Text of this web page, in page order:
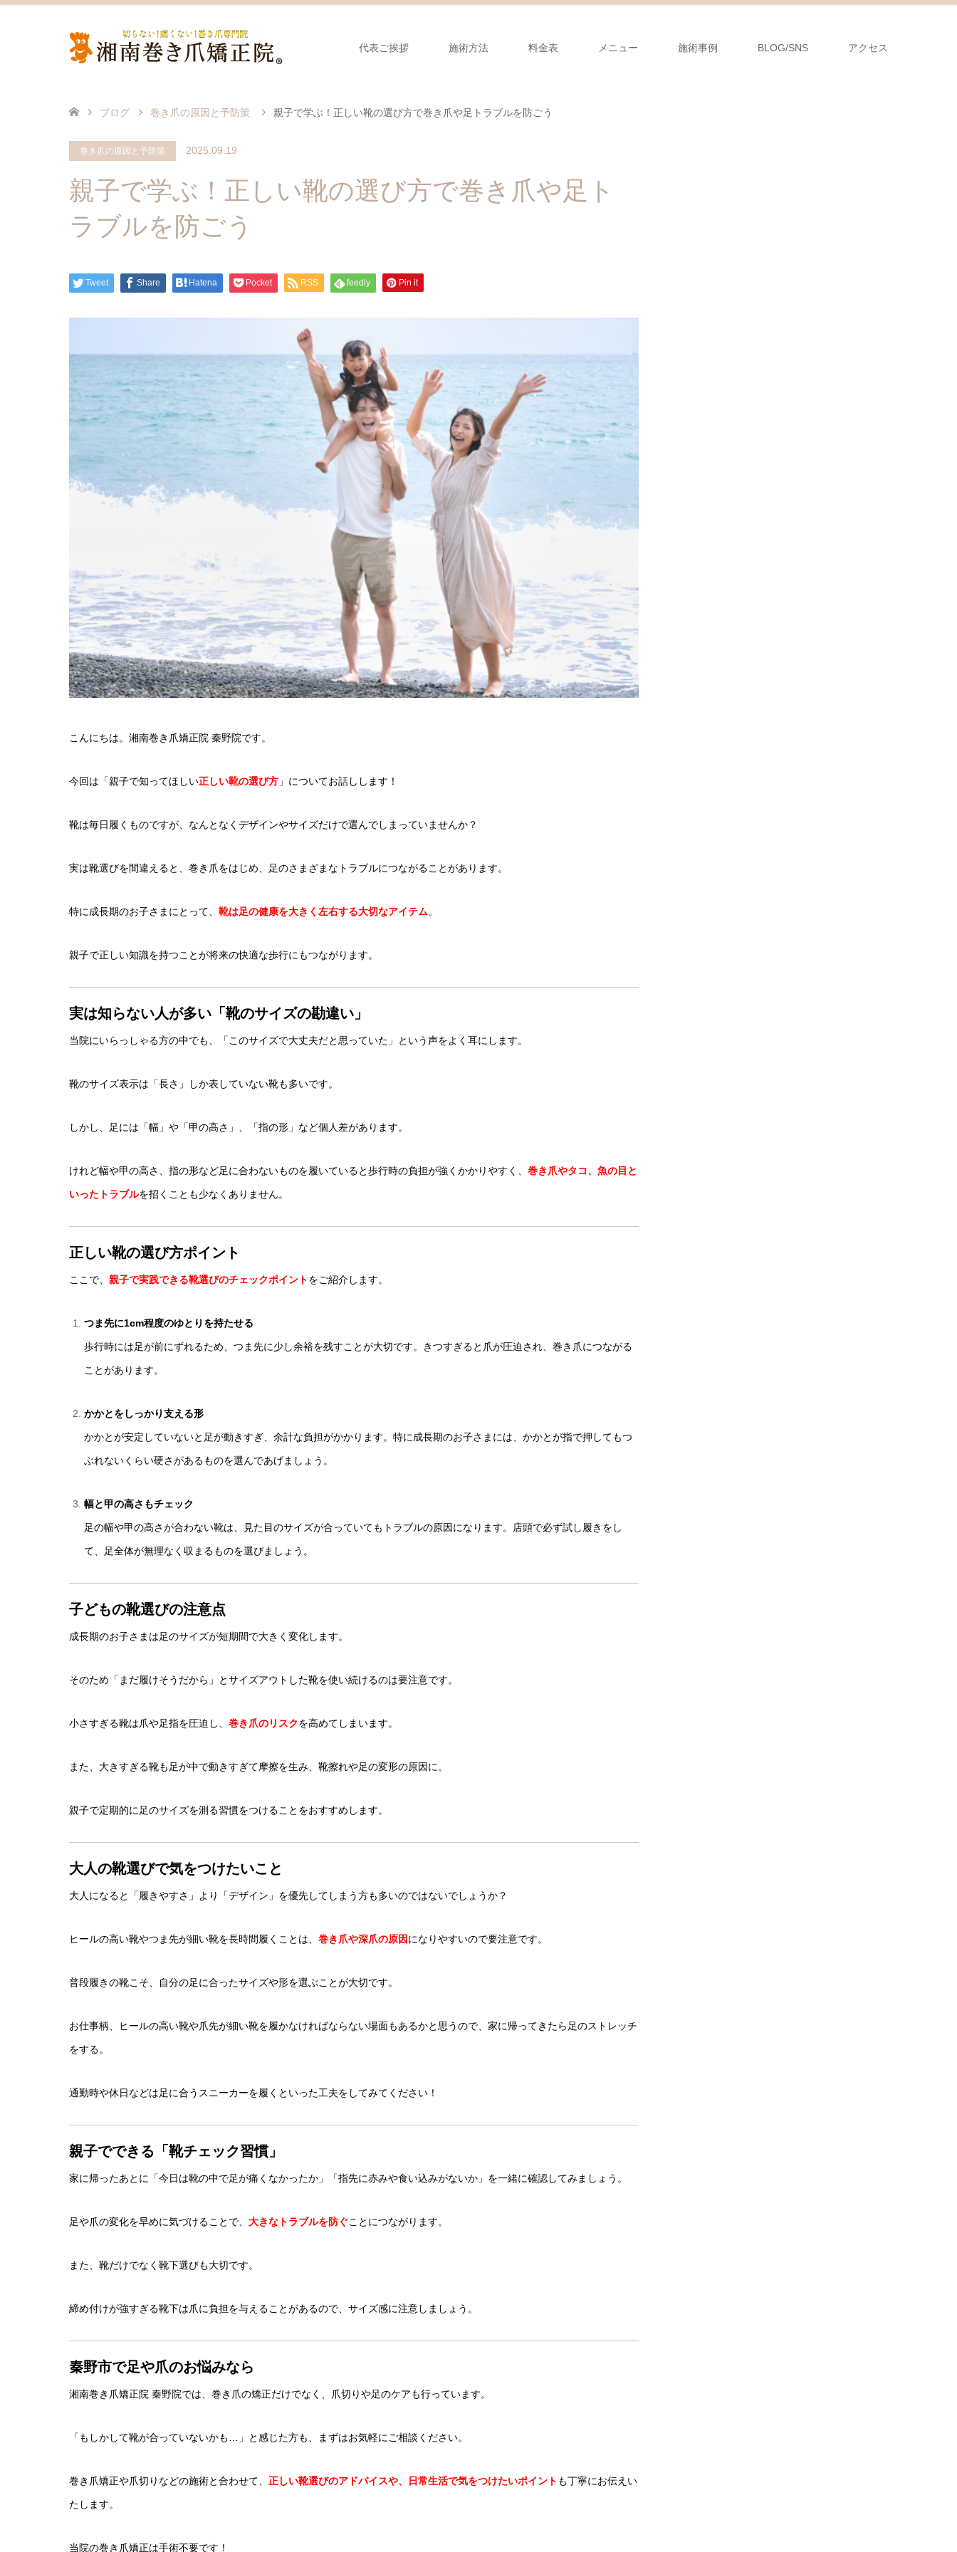
代表ご挨拶 施術方法 料金表 メニュー 施術事例 BLOG/SNS アクセス
ブログ 巻き爪の原因と予防策 親子で学ぶ！正しい靴の選び方で巻き爪や足トラブルを防ごう
巻き爪の原因と予防策 2025.09.19
親子で学ぶ！正しい靴の選び方で巻き爪や足ト
ラブルを防ごう
Tweet Share Hatena Pocket RSS feedly Pin it
こんにちは。湘南巻き爪矯正院 秦野院です。
今回は「親子で知ってほしい正しい靴の選び方 」についてお話しします！
靴は毎日履くものですが、なんとなくデザインやサイズだけで選んでしまっていませんか？
実は靴選びを間違えると、巻き爪をはじめ、足のさまざまなトラブルにつながることがあります。
特に成長期のお子さまにとって、 靴は足の健康を大きく左右する大切なアイテム。
親子で正しい知識を持つことが将来の快適な歩行にもつながります。
実は知らない人が多い「靴のサイズの勘違い」
当院にいらっしゃる方の中でも、「このサイズで大丈夫だと思っていた」という声をよく耳にします。
靴のサイズ表示は「長さ」しか表していない靴も多いです。
しかし、足には「幅」や「甲の高さ」、「指の形」など個人差があります。
けれど幅や甲の高さ、指の形など足に合わないものを履いていると歩行時の負担が強くかかりやすく、 巻き爪やタコ、魚の目と
いったトラブルを招くことも少なくありません。
正しい靴の選び方ポイント
ここで、 親子で実践できる靴選びのチェックポイントをご紹介します。
つま先に1cm程度のゆとりを持たせる
歩行時には足が前にずれるため、つま先に少し余裕を残すことが大切です。きつすぎると爪が圧迫され、巻き爪につながる
ことがあります。
かかとをしっかり支える形
かかとが安定していないと足が動きすぎ、余計な負担がかかります。特に成長期のお子さまには、かかとが指で押してもつ
ぶれないくらい硬さがあるものを選んであげましょう。
幅と甲の高さもチェック
足の幅や甲の高さが合わない靴は、見た目のサイズが合っていてもトラブルの原因になります。店頭で必ず試し履きをし
て、足全体が無理なく収まるものを選びましょう。
子どもの靴選びの注意点
成長期のお子さまは足のサイズが短期間で大きく変化します。
そのため「まだ履けそうだから」とサイズアウトした靴を使い続けるのは要注意です。
小さすぎる靴は爪や足指を圧迫し、 巻き爪のリスクを高めてしまいます。
また、大きすぎる靴も足が中で動きすぎて摩擦を生み、靴擦れや足の変形の原因に。
親子で定期的に足のサイズを測る習慣をつけることをおすすめします。
大人の靴選びで気をつけたいこと
大人になると「履きやすさ」より「デザイン」を優先してしまう方も多いのではないでしょうか？
ヒールの高い靴やつま先が細い靴を長時間履くことは、 巻き爪や深爪の原因になりやすいので要注意です。
普段履きの靴こそ、自分の足に合ったサイズや形を選ぶことが大切です。
お仕事柄、ヒールの高い靴や爪先が細い靴を履かなければならない場面もあるかと思うので、家に帰ってきたら足のストレッチ
をする。
通勤時や休日などは足に合うスニーカーを履くといった工夫をしてみてください！
親子でできる「靴チェック習慣」
家に帰ったあとに「今日は靴の中で足が痛くなかったか」「指先に赤みや食い込みがないか」を一緒に確認してみましょう。
足や爪の変化を早めに気づけることで、 大きなトラブルを防ぐことにつながります。
また、靴だけでなく靴下選びも大切です。
締め付けが強すぎる靴下は爪に負担を与えることがあるので、サイズ感に注意しましょう。
秦野市で足や爪のお悩みなら
湘南巻き爪矯正院 秦野院では、巻き爪の矯正だけでなく、爪切りや足のケアも行っています。
「もしかして靴が合っていないかも…」と感じた方も、まずはお気軽にご相談ください。
巻き爪矯正や爪切りなどの施術と合わせて、 正しい靴選びのアドバイスや、日常生活で気をつけたいポイント も丁寧にお伝えい
たします。
当院の巻き爪矯正は手術不要です！